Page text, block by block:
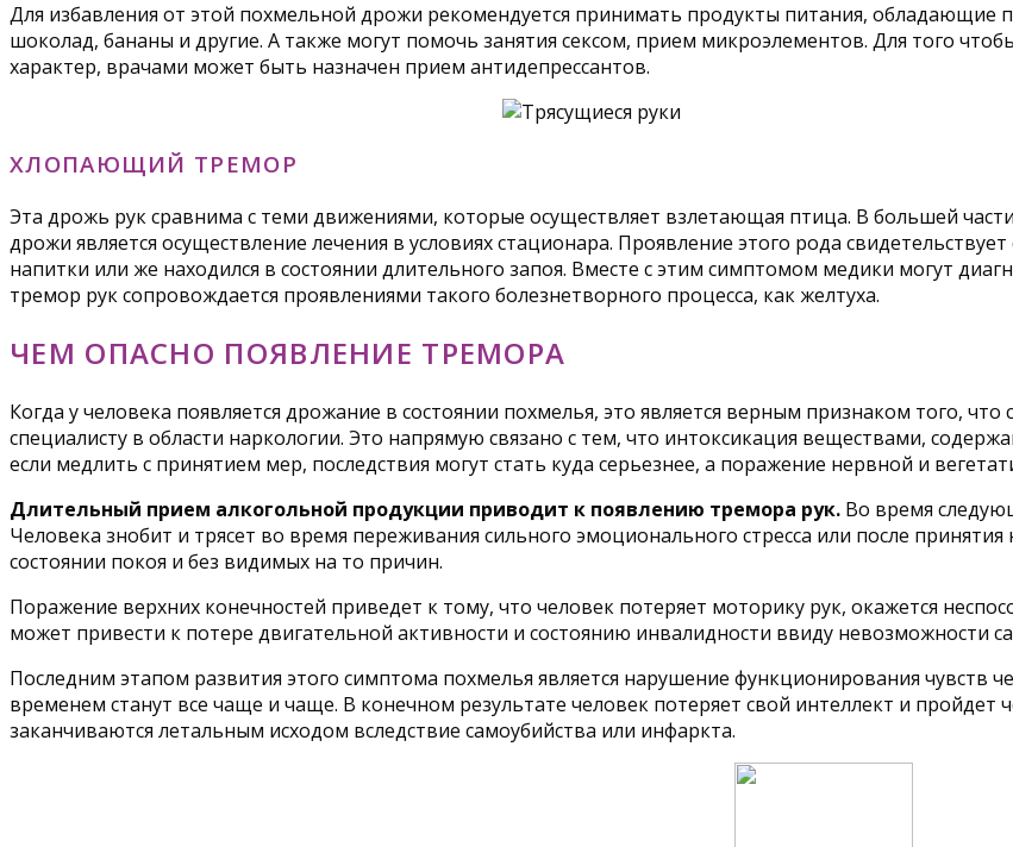
Для избавления от этой похмельной дрожи рекомендуется принимать продукты питания,
шоколад, бананы и другие. А также могут помочь занятия сексом, прием микроэлементов. Для того
характер, врачами может быть назначен прием антидепрессантов.
ХЛОПАЮЩИЙ ТРЕМОР
Эта дрожь рук сравнима с теми движениями, которые осуществляет взлетающая птица. В большей
дрожи является осуществление лечения в условиях стационара. Проявление этого рода
напитки или же находился в состоянии длительного запоя. Вместе с этим симптомом медики могут
тремор рук сопровождается проявлениями такого болезнетворного процесса, как желтуха.
ЧЕМ ОПАСНО ПОЯВЛЕНИЕ ТРЕМОРА
Когда у человека появляется дрожание в состоянии похмелья, это является верным признаком того,
специалисту в области наркологии. Это напрямую связано с тем, что интоксикация веществами,
если медлить с принятием мер, последствия могут стать куда серьезнее, а поражение нервной и
Длительный прием алкогольной продукции приводит к появлению тремора рук. Во время
Человека знобит и трясет во время переживания сильного эмоционального стресса или после
состоянии покоя и без видимых на то причин.
Поражение верхних конечностей приведет к тому, что человек потеряет моторику рук, окажется
может привести к потере двигательной активности и состоянию инвалидности ввиду невозможности
Последним этапом развития этого симптома похмелья является нарушение функционирования чувств
временем станут все чаще и чаще. В конечном результате человек потеряет свой интеллект и пройдет
заканчиваются летальным исходом вследствие самоубийства или инфаркта.